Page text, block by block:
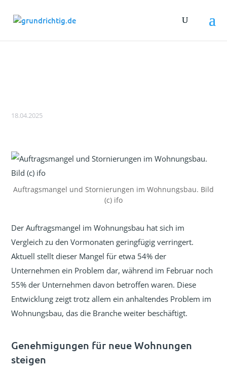
18.04.2025
Auftragsmangel und Stornierungen im Wohnungsbau. Bild
(c) ifo
Der Auftragsmangel im Wohnungsbau hat sich im
Vergleich zu den Vormonaten geringfügig verringert.
Aktuell stellt dieser Mangel für etwa 54% der
Unternehmen ein Problem dar, während im Februar noch
55% der Unternehmen davon betroffen waren. Diese
Entwicklung zeigt trotz allem ein anhaltendes Problem im
Wohnungsbau, das die Branche weiter beschäftigt.
Genehmigungen für neue Wohnungen
steigen